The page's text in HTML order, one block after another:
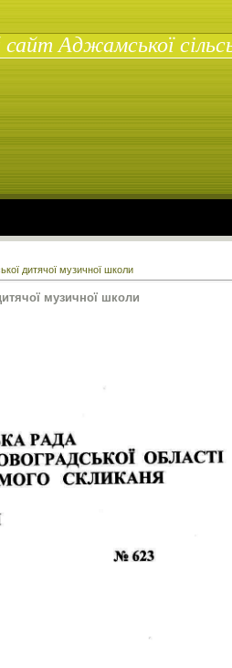
Аджамської
дитячої музичної школи
музичної школи